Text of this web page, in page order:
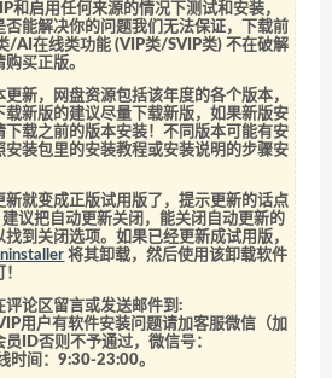
和启用任何来源的情况下测试和安装，
能解决你的问题我们无法保证，下载前
/AI在线类功能 (VIP类/SVIP类) 不在破解
买正版。
新，网盘资源包括该年度的各个版本，
载新版的建议尽量下载新版，如果新版安
下载之前的版本安装！不同版本可能有安
安装包里的安装教程或安装说明的步骤安
就变成正版试用版了，提示更新的话点
议把自动更新关闭，能关闭自动更新的
到关闭选项。如果已经更新成试用版，
将其卸载，然后使用该卸载软件
论区留言或发送邮件到:
用户有软件安装问题请加客服微信（加
ID否则不予通过，微信号：
时间：9:30-23:00。